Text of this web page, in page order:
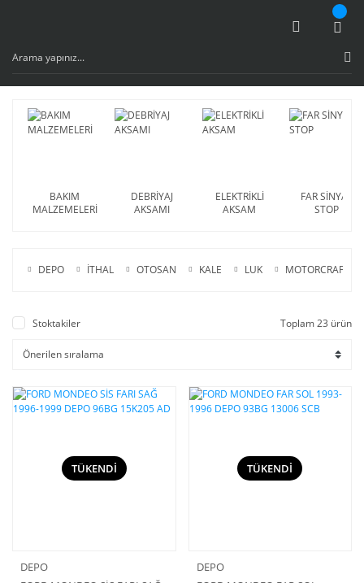
BAKIM
MALZEMELERİ
DEBRİYAJ
AKSAMI
ELEKTRİKLİ
AKSAM
FAR SİNYAL
STOP
DEPO İTHAL OTOSAN KALE LUK MOTORCRAFT
Stoktakiler Toplam 23 ürün
TÜKENDİ
DEPO
TÜKENDİ
DEPO